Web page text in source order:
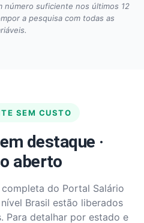
número suficiente nos últimos 12
a pesquisa com todas as
SEM CUSTO
destaque ·
aberto
do Portal Salário
Brasil estão liberados
Para detalhar por estado e